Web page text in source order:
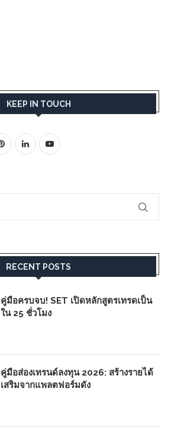
KEEP IN TOUCH
RECENT POSTS
คู่มือครบจบ! SET เปิดหลักสูตรเทรดเป็น
ใน 25 ชั่วโมง
คู่มือส่องเทรนด์ลงทุน 2026: สร้างรายได้
เสริมจากแพลตฟอร์มดัง